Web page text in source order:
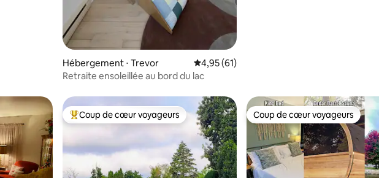
Hébergement ⋅ Trevor Évaluation moyenne sur la base de 61
4,95 (61)
Retraite ensoleillée au bord du lac
Coups de cœur voyageurs les plus appréciés
Coup de cœur voyageurs Coup de cœur voyageurs
Coup de cœur voyageurs